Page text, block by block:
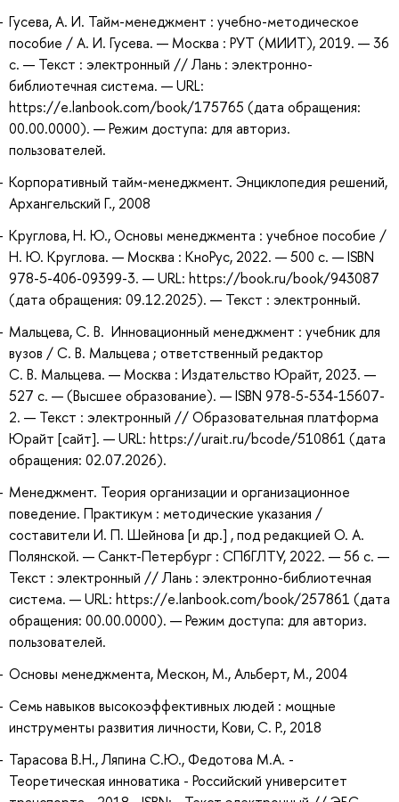
Гусева, А. И. Тайм-менеджмент : учебно-методическое
пособие / А. И. Гусева. — Москва : РУТ (МИИТ), 2019. — 36
с. — Текст : электронный // Лань : электронно-
библиотечная система. — URL:
https://e.lanbook.com/book/175765 (дата обращения:
00.00.0000). — Режим доступа: для авториз.
пользователей.
Корпоративный тайм-менеджмент. Энциклопедия решений,
Архангельский Г., 2008
Круглова, Н. Ю., Основы менеджмента : учебное пособие /
Н. Ю. Круглова. — Москва : КноРус, 2022. — 500 с. — ISBN
978-5-406-09399-3. — URL: https://book.ru/book/943087
(дата обращения: 09.12.2025). — Текст : электронный.
Мальцева, С. В. Инновационный менеджмент : учебник для
вузов / С. В. Мальцева ; ответственный редактор
С. В. Мальцева. — Москва : Издательство Юрайт, 2023. —
527 с. — (Высшее образование). — ISBN 978-5-534-15607-
2. — Текст : электронный // Образовательная платформа
Юрайт [сайт]. — URL: https://urait.ru/bcode/510861 (дата
обращения: 02.07.2026).
Менеджмент. Теория организации и организационное
поведение. Практикум : методические указания /
составители И. П. Шейнова [и др.] , под редакцией О. А.
Полянской. — Санкт-Петербург : СПбГЛТУ, 2022. — 56 с. —
Текст : электронный // Лань : электронно-библиотечная
система. — URL: https://e.lanbook.com/book/257861 (дата
обращения: 00.00.0000). — Режим доступа: для авториз.
пользователей.
Основы менеджмента, Мескон, М., Альберт, М., 2004
Семь навыков высокоэффективных людей : мощные
инструменты развития личности, Кови, С. Р., 2018
Тарасова В.Н., Ляпина С.Ю., Федотова М.А. -
Теоретическая инноватика - Российский университет